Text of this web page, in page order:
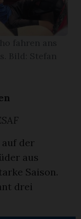
der
aus
Saison.
drei